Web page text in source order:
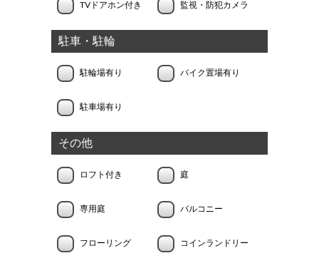
TVドアホン付き 監視・防犯カメラ
駐車・駐輪
駐輪場有り バイク置場有り
駐車場有り
その他
ロフト付き 庭
専用庭 バルコニー
フローリング コインランドリー